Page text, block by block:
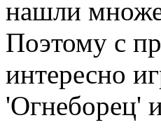
нашли
Поэтому с
интересно
'Огнеборец'